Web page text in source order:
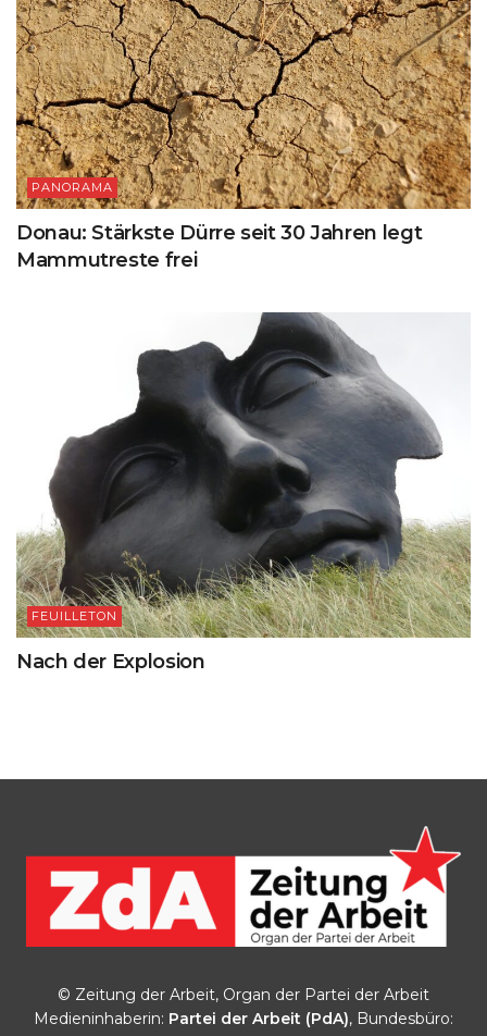
PANORAMA
Donau: Stärkste Dürre seit 30 Jahren legt
Mammutreste frei
FEUILLETON
Nach der Explosion
© Zeitung der Arbeit, Organ der Partei der Arbeit
Medieninhaberin: Partei der Arbeit (PdA), Bundesbüro: